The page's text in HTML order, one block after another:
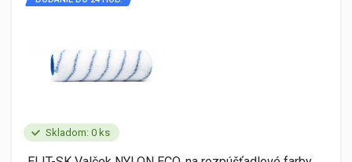
Skladom: 0 ks